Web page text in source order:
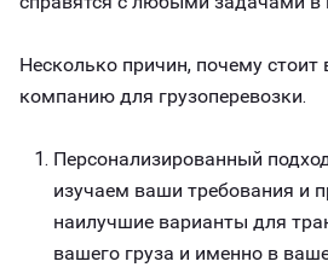
Несколько причин, почему
компанию для грузоперевозки.
Персонализированный
изучаем ваши требования и
наилучшие варианты для
вашего груза и именно в